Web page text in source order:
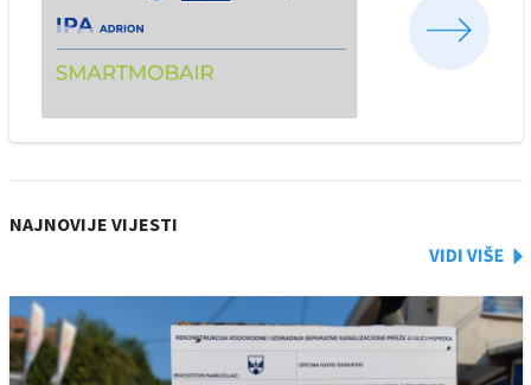
NAJNOVIJE VIJESTI